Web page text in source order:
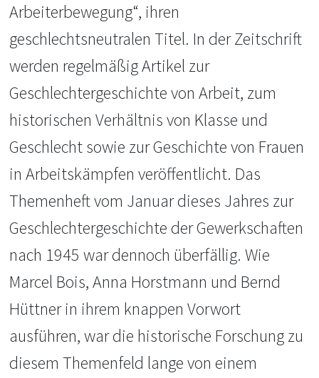
Arbeiterbewegung“, ihren
geschlechtsneutralen Titel. In der Zeitschrift
werden regelmäßig Artikel zur
Geschlechtergeschichte von Arbeit, zum
historischen Verhältnis von Klasse und
Geschlecht sowie zur Geschichte von Frauen
in Arbeitskämpfen veröffentlicht. Das
Themenheft vom Januar dieses Jahres zur
Geschlechtergeschichte der Gewerkschaften
nach 1945 war dennoch überfällig. Wie
Marcel Bois, Anna Horstmann und Bernd
Hüttner in ihrem knappen Vorwort
ausführen, war die historische Forschung zu
diesem Themenfeld lange von einem